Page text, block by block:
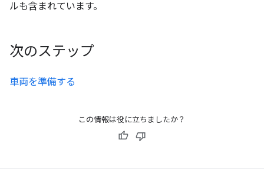
ルも含まれています。
次のステップ
車両を準備する
この情報は役に立ちましたか？